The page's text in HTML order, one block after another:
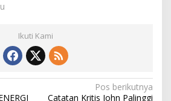
Ikuti Kami
Pos berikutnya
Catatan Kritis John Palinggi